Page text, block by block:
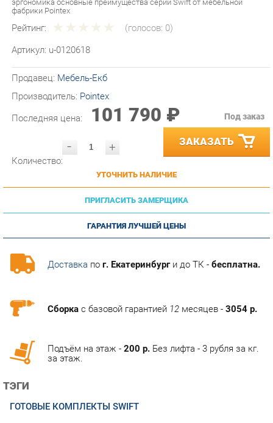
Рейтинг:
Артикул: u-0120618
Производитель:Pointex
Последняя цена: 101 790 ₽
- ЗАКАЗАТЬ
УТОЧНИТЬ НАЛИЧИЕ
ПРИГЛАСИТЬ ЗАМЕРЩИКА
ГАРАНТИЯ ЛУЧШЕЙ ЦЕНЫ
Доставкапог. Екатеринбурги до ТК -бесплатна.
ТЭГИ
ОПИСАНИЕ